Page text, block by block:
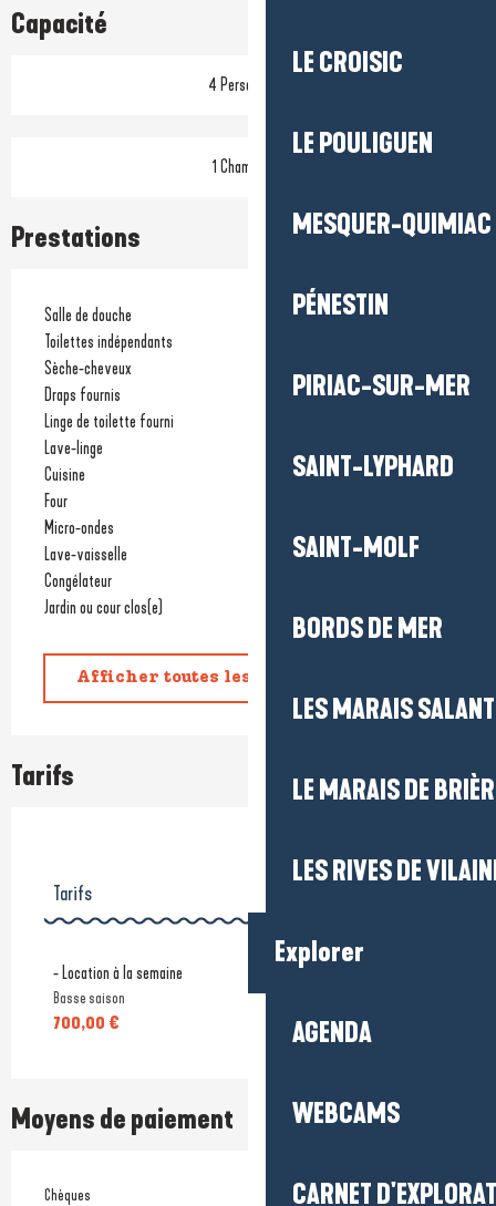
LE CROISIC
LE POULIGUEN
MESQUER-QUIMIAC
PÉNESTIN
PIRIAC-SUR-MER
SAINT-LYPHARD
SAINT-MOLF
BORDS DE MER
LES MARAIS
LE MARAIS DE
LES RIVES DE
Explorer
AGENDA
WEBCAMS
CARNET
Capacité
4 Personne(s)
1 Chambre(s)
Prestations
Salle de douche
Toilettes indépendants
Sèche-cheveux
Draps fournis
Linge de toilette fourni
Lave-linge
Cuisine
Four
Micro-ondes
Lave-vaisselle
Congélateur
Jardin ou cour clos(e)
Afficher toutes les prestations
Tarifs
Tarifs
Du1 septembre 2026 1 novembre 2026
- Location à la semaine
Basse saison
700,00 €
Moyens de paiement
Chèques